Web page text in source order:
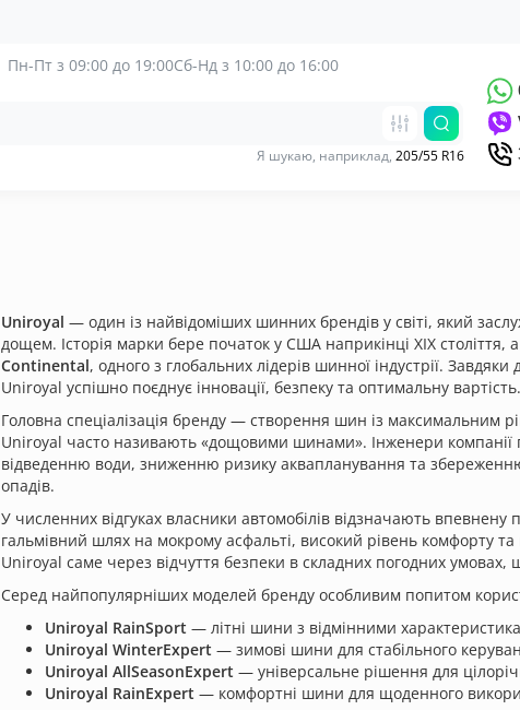
Пн-Пт з 09:00 до 19:00Сб-Нд з 10:00 до 16:00
Я шукаю, наприклад, 205/55 R16
Uniroyal — один із найвідоміших шинних брендів у світі, який
дощем. Історія марки бере початок у США наприкінці XIX століття,
Continental, одного з глобальних лідерів шинної індустрії.
Uniroyal успішно поєднує інновації, безпеку та оптимальну вартість.
Головна спеціалізація бренду — створення шин із максимальним
Uniroyal часто називають «дощовими шинами». Інженери компанії
відведенню води, зниженню ризику аквапланування та збереженню
опадів.
У численних відгуках власники автомобілів відзначають
гальмівний шлях на мокрому асфальті, високий рівень комфорту
Uniroyal саме через відчуття безпеки в складних погодних умовах,
Серед найпопулярніших моделей бренду особливим попитом
Uniroyal RainSport — літні шини з відмінними
Uniroyal WinterExpert — зимові шини для стабільного
Uniroyal AllSeasonExpert — універсальне рішення для
Uniroyal RainExpert — комфортні шини для щоденного